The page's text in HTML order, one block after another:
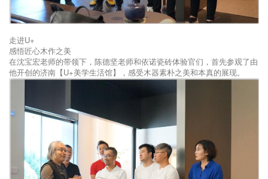
走进U+
感悟匠心木作之美
在沈宝宏老师的带领下，陈德坚老师和依诺瓷砖体验官们，首先参观了由
他开创的济南【U+美学生活馆】，感受木器素朴之美和本真的展现。